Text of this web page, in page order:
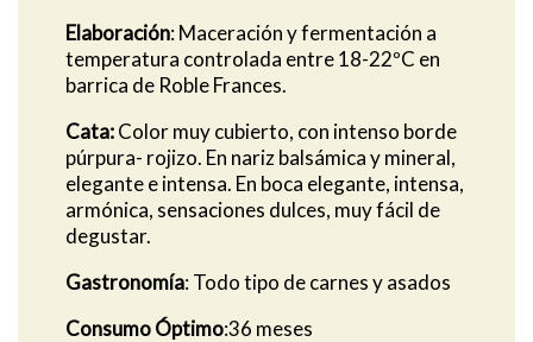
Elaboración: Maceración y fermentación a
temperatura controlada entre 18-22ºC en
barrica de Roble Frances.
Cata:Color muy cubierto, con intenso borde
púrpura- rojizo. En nariz balsámica y mineral,
elegante e intensa. En boca elegante, intensa,
armónica, sensaciones dulces, muy fácil de
degustar.
Gastronomía: Todo tipo de carnes y asados
Consumo Óptimo:36 meses